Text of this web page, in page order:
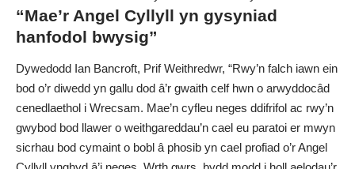
“Mae’r Angel Cyllyll yn gysyniad
hanfodol bwysig”
Dywedodd Ian Bancroft, Prif Weithredwr, “Rwy’n falch iawn ein
bod o’r diwedd yn gallu dod â’r gwaith celf hwn o arwyddocâd
cenedlaethol i Wrecsam. Mae’n cyfleu neges ddifrifol ac rwy’n
gwybod bod llawer o weithgareddau’n cael eu paratoi er mwyn
sicrhau bod cymaint o bobl â phosib yn cael profiad o’r Angel